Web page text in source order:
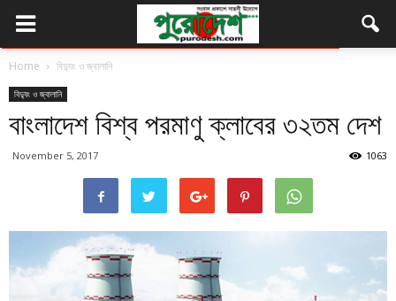
Home বিদ্যুং ও জ্বালানি
বিদ্যুং ও জ্বালানি
বাংলাদেশ বিশ্ব পরমাণু ক্লাবের ৩২তম দেশ
November 5, 2017 1063